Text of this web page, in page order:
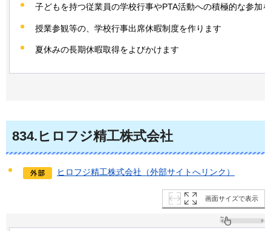
子どもを持つ従業員の学校行事やPTA活動への積極的な参加
授業参観等の、学校行事出席休暇制度を作ります
夏休みの長期休暇取得をよびかけます
834.ヒロフジ精工株式会社
ヒロフジ精工株式会社（外部サイトへリンク）
画面サイズで表示